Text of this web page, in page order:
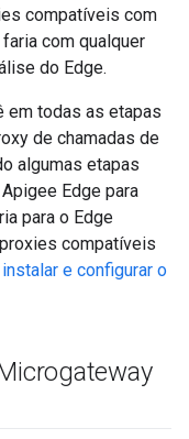
compatíveis com
com qualquer
do Edge.
em todas as etapas
de chamadas de
algumas etapas
Edge para
para o Edge
compatíveis
e configurar o